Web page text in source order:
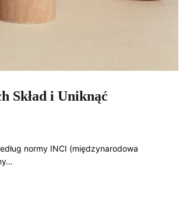
Skład i Uniknąć
normy INCI (międzynarodowa